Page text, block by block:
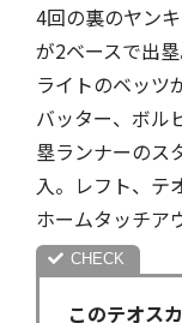
4回の裏のヤン
が2ベースで出
ライトのベッツ
バッター、ボル
塁ランナーのス
入。レフト、テ
ホームタッチア
このテオス